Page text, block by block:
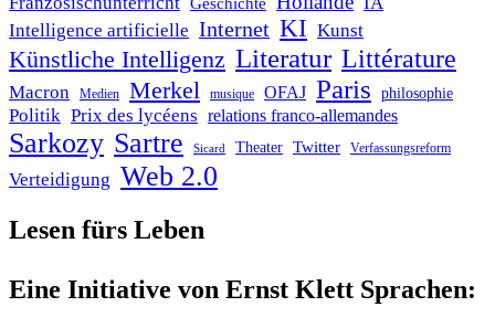
Geschichte
Intelligence artificielle Internet KI Kunst
Künstliche Intelligenz Literatur Littérature
Macron Medien Merkel musique OFAJ Paris philosophie
Politik Prix des lycéens relations franco-allemandes
Sarkozy Sartre Sicard Theater Twitter Verfassungsreform
Verteidigung Web 2.0
Lesen fürs Leben
Eine Initiative von Ernst Klett Sprachen: